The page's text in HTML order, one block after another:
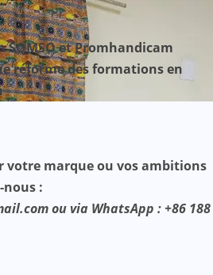
SOMSO et Promhandicam
réforme des formations en
votre marque ou vos ambitions
nous :
ou via WhatsApp : +86 188